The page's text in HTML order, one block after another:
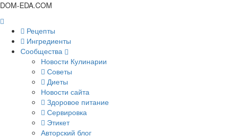
DOM-EDA.COM
Рецепты
Ингредиенты
Сообщества
Новости Кулинарии
Советы
Диеты
Новости сайта
Здоровое питание
Сервировка
Этикет
Авторский блог